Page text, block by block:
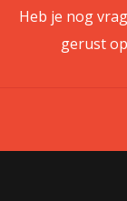
Heb je nog
gerust